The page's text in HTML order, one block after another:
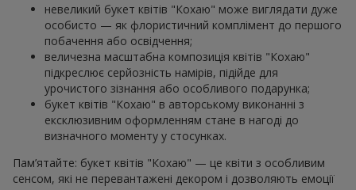
невеликий букет квітів "Кохаю" може виглядати дуже
особисто — як флористичний комплімент до першого
побачення або освідчення;
величезна масштабна композиція квітів "Кохаю"
підкреслює серйозність намірів, підійде для
урочистого зізнання або особливого подарунка;
букет квітів "Кохаю" в авторському виконанні з
ексклюзивним оформленням стане в нагоді до
визначного моменту у стосунках.
Пам’ятайте: букет квітів "Кохаю" — це квіти з особливим
сенсом, які не перевантажені декором і дозволяють емоції